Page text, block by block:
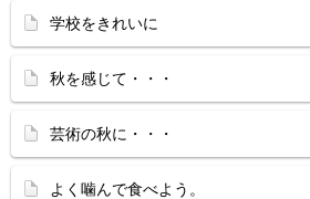
学校をきれいに
秋を感じて・・・
芸術の秋に・・・
よく噛んで食べよう。